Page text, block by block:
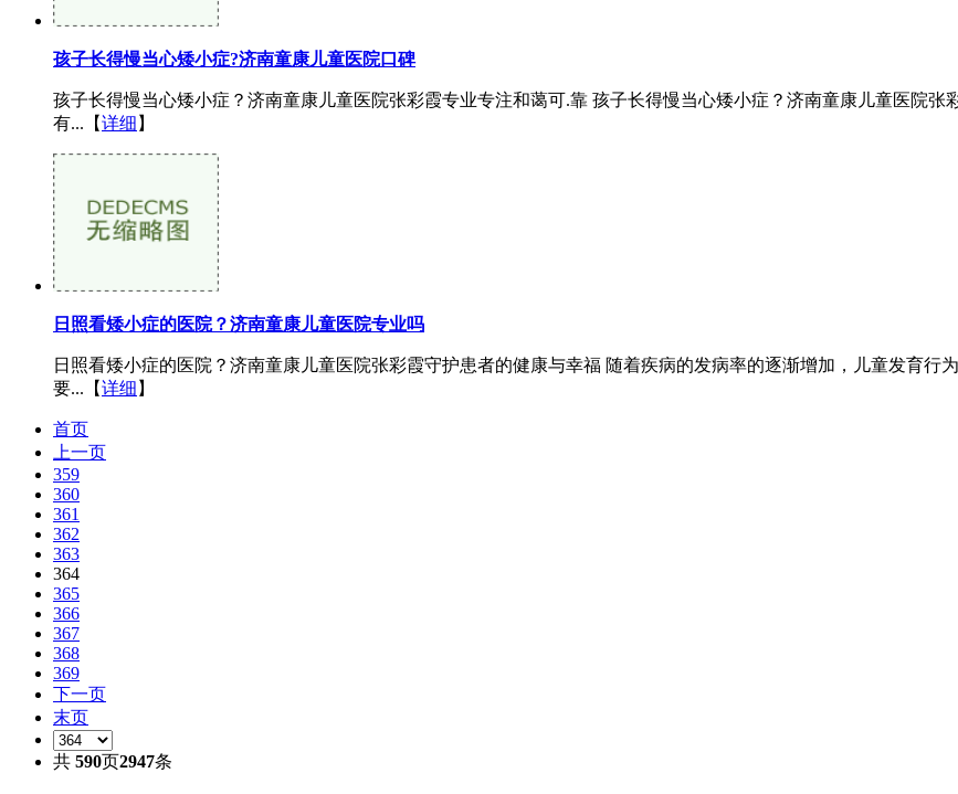
孩子长得慢当心矮小症?济南童康儿童医院口碑
孩子长得慢当心矮小症？济南童康儿童医院张彩霞专业专注和蔼可.靠 孩子长得慢当心矮小症？济南童康儿童医院
有...【详细 】
日照看矮小症的医院？济南童康儿童医院专业吗
日照看矮小症的医院？济南童康儿童医院张彩霞守护患者的健康与幸福 随着疾病的发病率的逐渐增加，儿童发育
要...【详细 】
首页
上一页
359
360
361
362
363
364
365
366
367
368
369
下一页
末页
共 590页2947条